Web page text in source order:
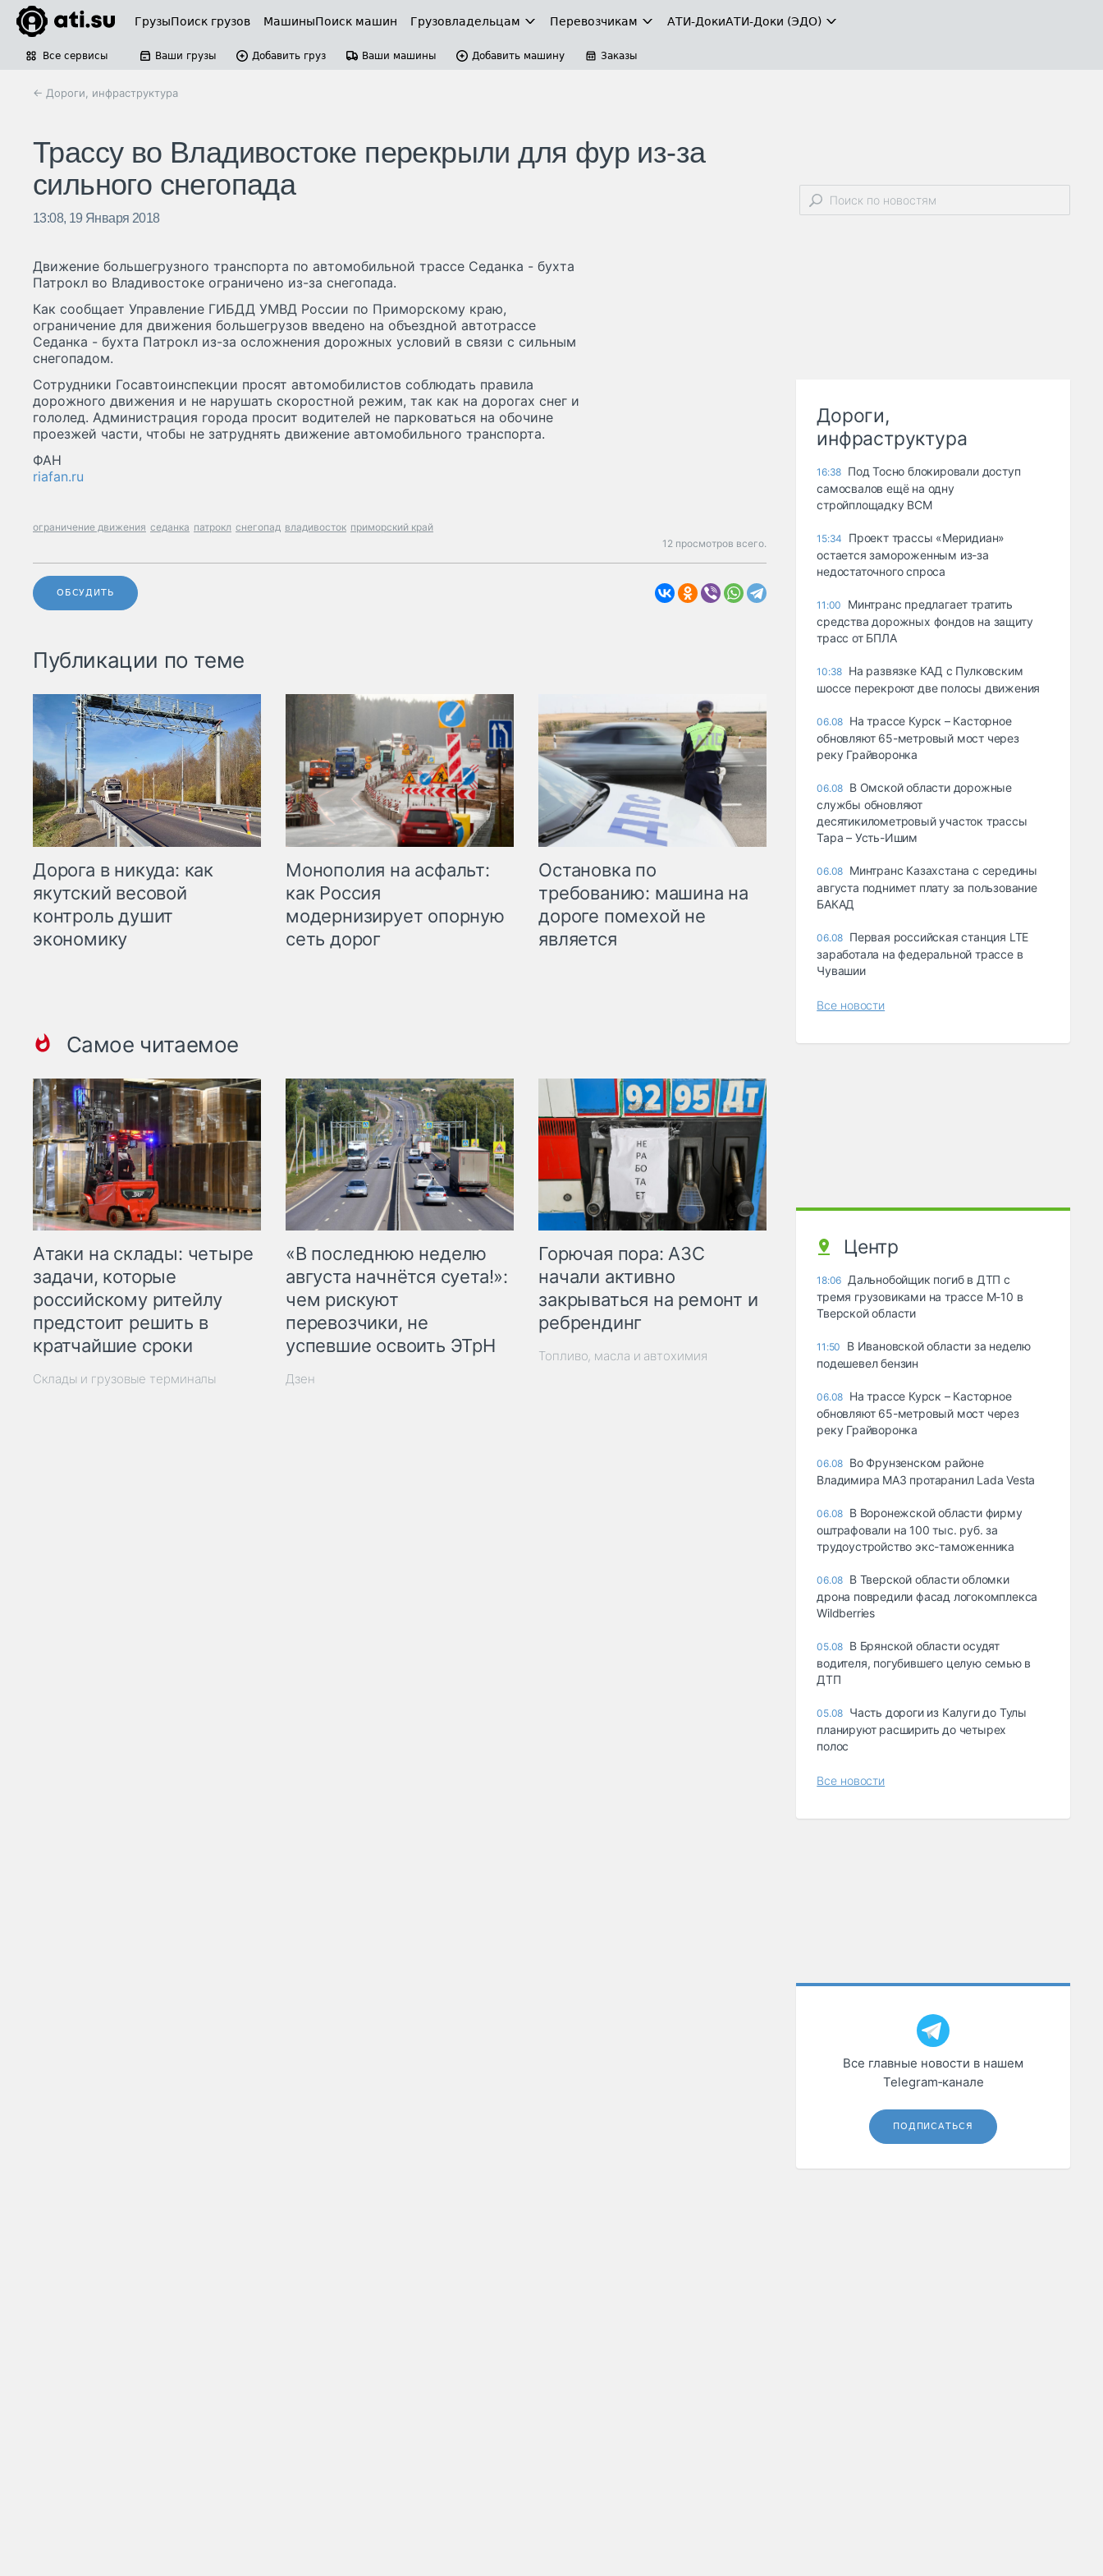
ГрузыПоиск грузов МашиныПоиск машин Грузовладельцам Перевозчикам АТИ-ДокиАТИ-Доки (ЭДО)
Все сервисы Ваши грузы Добавить груз Ваши машины Добавить машину Заказы
← Дороги, инфраструктура
Трассу во Владивостоке перекрыли для фур из-за
сильного снегопада
13:08, 19 Января 2018
Движение большегрузного транспорта по автомобильной трассе Седанка - бухта
Патрокл во Владивостоке ограничено из-за снегопада.
Как сообщает Управление ГИБДД УМВД России по Приморскому краю,
ограничение для движения большегрузов введено на объездной автотрассе
Седанка - бухта Патрокл из-за осложнения дорожных условий в связи с сильным
снегопадом.
Сотрудники Госавтоинспекции просят автомобилистов соблюдать правила
дорожного движения и не нарушать скоростной режим, так как на дорогах снег и
гололед. Администрация города просит водителей не парковаться на обочине
проезжей части, чтобы не затруднять движение автомобильного транспорта.
ФАН
riafan.ru
ограничение движения седанка патрокл снегопад владивосток приморский край
12 просмотров всего.
ОБСУДИТЬ
Публикации по теме
Дорога в никуда: как
якутский весовой
контроль душит
экономику
Монополия на асфальт:
как Россия
модернизирует опорную
сеть дорог
Остановка по
требованию: машина на
дороге помехой не
является
Самое читаемое
Атаки на склады: четыре
задачи, которые
российскому ритейлу
предстоит решить в
кратчайшие сроки
Склады и грузовые терминалы
«В последнюю неделю
августа начнётся суета!»:
чем рискуют
перевозчики, не
успевшие освоить ЭТрН
Дзен
Горючая пора: АЗС
начали активно
закрываться на ремонт и
ребрендинг
Топливо, масла и автохимия
Дороги,
инфраструктура
16:38 Под Тосно блокировали доступ
самосвалов ещё на одну
стройплощадку ВСМ
15:34
Проект трассы «Меридиан»
остается замороженным из-за
недостаточного спроса
11:00
Минтранс предлагает тратить
средства дорожных фондов на защиту
трасс от БПЛА
10:38 На развязке КАД с Пулковским
шоссе перекроют две полосы движения
06.08 На трассе Курск – Касторное
обновляют 65-метровый мост через
реку Грайворонка
06.08 В Омской области дорожные
службы обновляют
десятикилометровый участок трассы
Тара – Усть-Ишим
06.08 Минтранс Казахстана с середины
августа поднимет плату за пользование
БАКАД
06.08 Первая российская станция LTE
заработала на федеральной трассе в
Чувашии
Все новости
Центр
18:06 Дальнобойщик погиб в ДТП с
тремя грузовиками на трассе М-10 в
Тверской области
11:50
В Ивановской области за неделю
подешевел бензин
06.08 На трассе Курск – Касторное
обновляют 65-метровый мост через
реку Грайворонка
06.08 Во Фрунзенском районе
Владимира МАЗ протаранил Lada Vesta
06.08 В Воронежской области фирму
оштрафовали на 100 тыс. руб. за
трудоустройство экс-таможенника
06.08 В Тверской области обломки
дрона повредили фасад логокомплекса
Wildberries
05.08 В Брянской области осудят
водителя, погубившего целую семью в
ДТП
05.08 Часть дороги из Калуги до Тулы
планируют расширить до четырех
полос
Все новости
Все главные новости в нашем
Telegram‑канале
ПОДПИСАТЬСЯ